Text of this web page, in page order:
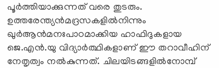
പൂര്‍ത്തിയാക്കുന്നത് വരെ തുടരും.
ഉത്തരേന്ത്യന്‍മദ്രസകളില്‍നിന്നും
ഖുര്‍ആന്‍മനഃപാഠമാക്കിയ ഹാഫിദുകളായ
ജെ.എന്‍.യു വിദ്യാര്‍ത്ഥികളാണ് ഈ തറാവീഹിന്
നേതൃത്വം നല്‍കുന്നത്. ചിലയിടങ്ങളില്‍നോമ്പ്